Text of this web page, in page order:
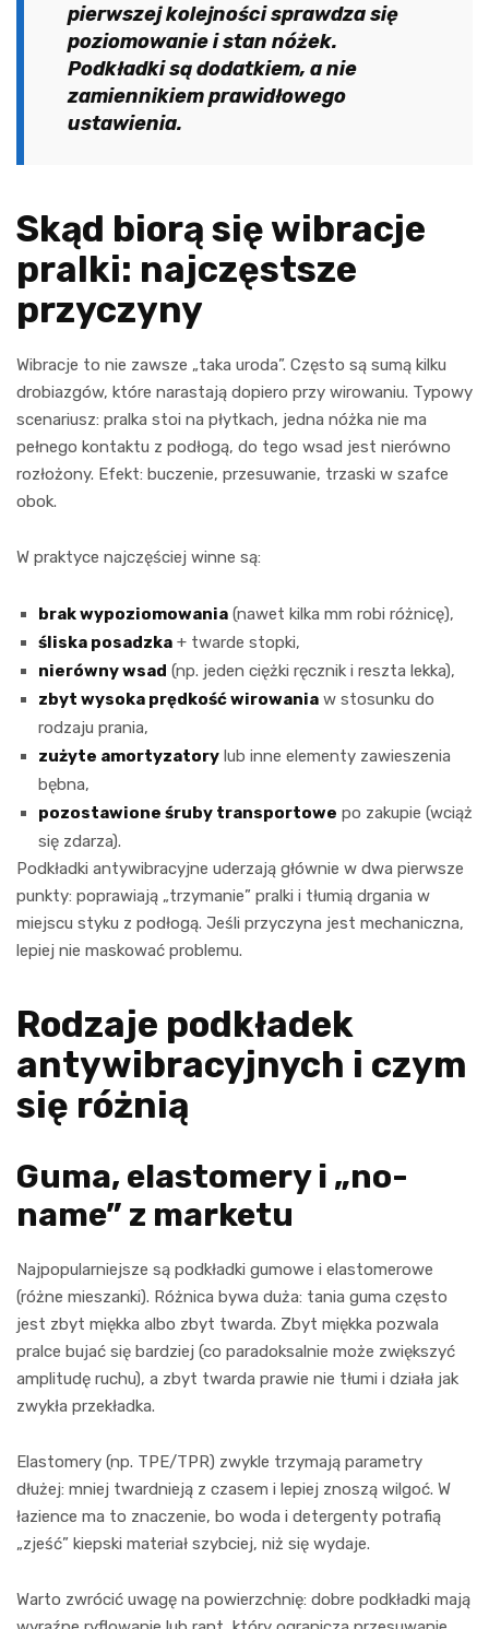
pierwszej kolejności sprawdza się
poziomowanie i stan nóżek.
Podkładki są dodatkiem, a nie
zamiennikiem prawidłowego
ustawienia.
Skąd biorą się wibracje
pralki: najczęstsze
przyczyny
Wibracje to nie zawsze „taka uroda”. Często są sumą kilku
drobiazgów, które narastają dopiero przy wirowaniu. Typowy
scenariusz: pralka stoi na płytkach, jedna nóżka nie ma
pełnego kontaktu z podłogą, do tego wsad jest nierówno
rozłożony. Efekt: buczenie, przesuwanie, trzaski w szafce
obok.
W praktyce najczęściej winne są:
brak wypoziomowania (nawet kilka mm robi różnicę),
śliska posadzka + twarde stopki,
nierówny wsad (np. jeden ciężki ręcznik i reszta lekka),
zbyt wysoka prędkość wirowania w stosunku do
rodzaju prania,
zużyte amortyzatory lub inne elementy zawieszenia
bębna,
pozostawione śruby transportowe po zakupie (wciąż
się zdarza).
Podkładki antywibracyjne uderzają głównie w dwa pierwsze
punkty: poprawiają „trzymanie” pralki i tłumią drgania w
miejscu styku z podłogą. Jeśli przyczyna jest mechaniczna,
lepiej nie maskować problemu.
Rodzaje podkładek
antywibracyjnych i czym
się różnią
Guma, elastomery i „no-
name” z marketu
Najpopularniejsze są podkładki gumowe i elastomerowe
(różne mieszanki). Różnica bywa duża: tania guma często
jest zbyt miękka albo zbyt twarda. Zbyt miękka pozwala
pralce bujać się bardziej (co paradoksalnie może zwiększyć
amplitudę ruchu), a zbyt twarda prawie nie tłumi i działa jak
zwykła przekładka.
Elastomery (np. TPE/TPR) zwykle trzymają parametry
dłużej: mniej twardnieją z czasem i lepiej znoszą wilgoć. W
łazience ma to znaczenie, bo woda i detergenty potrafią
„zjeść” kiepski materiał szybciej, niż się wydaje.
Warto zwrócić uwagę na powierzchnię: dobre podkładki mają